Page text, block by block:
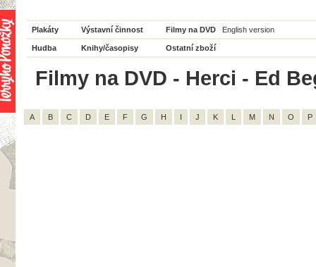
Plakáty Výstavní činnost Filmy na DVD English version
Hudba Knihy/časopisy Ostatní zboží
Filmy na DVD - Herci - Ed
A B C D E F G H I J K L M N O P